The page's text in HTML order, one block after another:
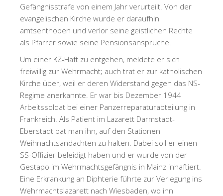
Gefängnisstrafe von einem Jahr verurteilt. Von der
evangelischen Kirche wurde er daraufhin
amtsenthoben und verlor seine geistlichen Rechte
als Pfarrer sowie seine Pensionsansprüche.
Um einer KZ-Haft zu entgehen, meldete er sich
freiwillig zur Wehrmacht; auch trat er zur katholischen
Kirche über, weil er deren Widerstand gegen das NS-
Regime anerkannte. Er war bis Dezember 1944
Arbeitssoldat bei einer Panzerreparaturabteilung in
Frankreich. Als Patient im Lazarett Darmstadt-
Eberstadt bat man ihn, auf den Stationen
Weihnachtsandachten zu halten. Dabei soll er einen
SS-Offizier beleidigt haben und er wurde von der
Gestapo im Wehrmachtsgefängnis in Mainz inhaftiert.
Eine Erkrankung an Diphterie führte zur Verlegung ins
Wehrmachtslazarett nach Wiesbaden, wo ihn